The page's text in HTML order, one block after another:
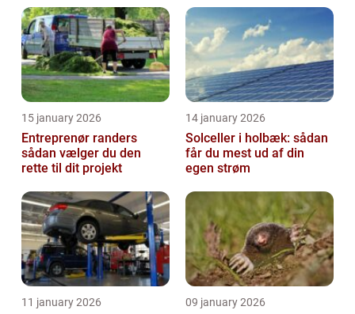
15 january 2026
Entreprenør randers
sådan vælger du den
rette til dit projekt
14 january 2026
Solceller i holbæk: sådan
får du mest ud af din
egen strøm
11 january 2026 09 january 2026